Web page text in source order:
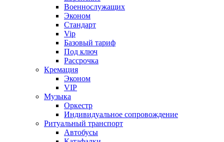
Военнослужащих
Эконом
Стандарт
Vip
Базовый тариф
Под ключ
Рассрочка
Кремация
Эконом
VIP
Музыка
Оркестр
Индивидуальное сопровождение
Ритуальный транспорт
Автобусы